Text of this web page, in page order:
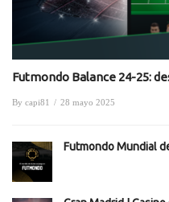
Futmondo Balance 24-25:
By capi81 / 28 mayo 2025
Futmondo Mundial